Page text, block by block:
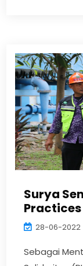
Surya
28-06-2022
Sebagai